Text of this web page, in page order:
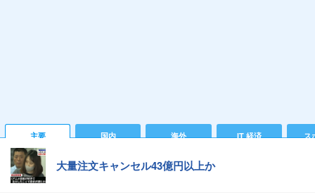
主要 国内 海外 IT 経済 ス
大量注文キャンセル43億円以上か